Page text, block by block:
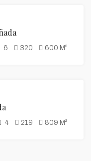
6 320 600 M²
4 219 809 M²